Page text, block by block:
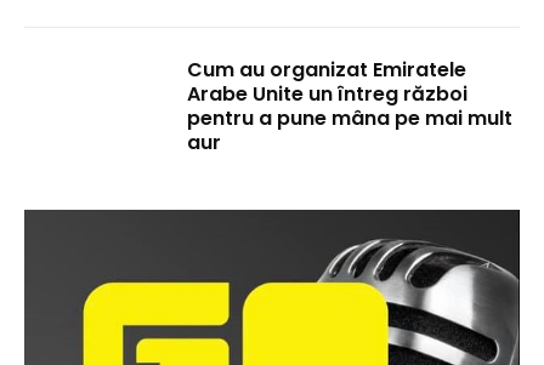
Cum au organizat Emiratele
Arabe Unite un întreg război
pentru a pune mâna pe mai mult
aur